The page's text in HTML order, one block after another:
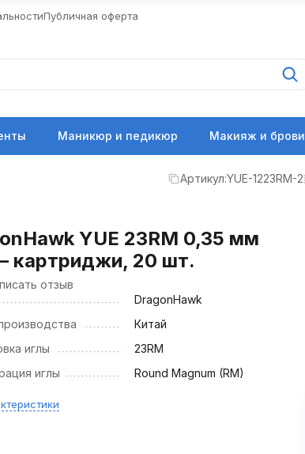
Публичная оферта
Маникюр и педикюр Макияж и брови
Артикул:YUE-1223RM-2
YUE 23RM 0,35 мм
картриджи, 20 шт.
отзыв
DragonHawk
Китай
иглы
23RM
иглы
Round Magnum (RM)